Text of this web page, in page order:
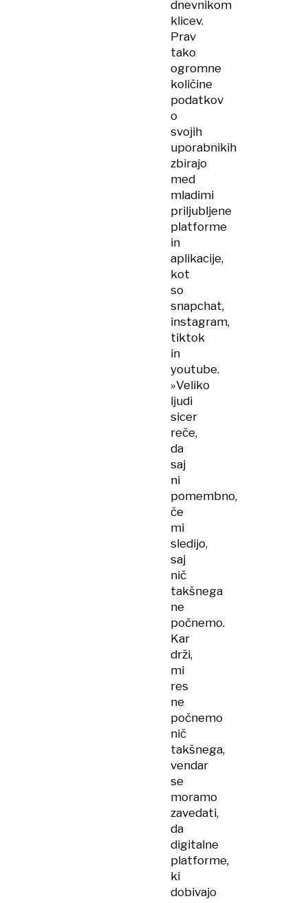
dnevnikom
klicev.
Prav
tako
ogromne
količine
podatkov
o
svojih
uporabnikih
zbirajo
med
mladimi
priljubljene
platforme
in
aplikacije,
kot
so
snapchat,
instagram,
tiktok
in
youtube.
»Veliko
ljudi
sicer
reče,
da
saj
ni
pomembno,
če
mi
sledijo,
saj
nič
takšnega
ne
počnemo.
Kar
drži,
mi
res
ne
počnemo
nič
takšnega,
vendar
se
moramo
zavedati,
da
digitalne
platforme,
ki
dobivajo